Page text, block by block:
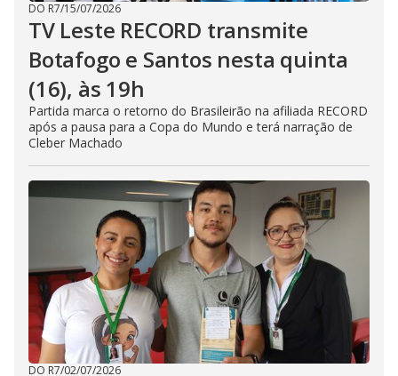
DO R7/15/07/2026
TV Leste RECORD transmite
Botafogo e Santos nesta quinta
(16), às 19h
Partida marca o retorno do Brasileirão na afiliada RECORD
após a pausa para a Copa do Mundo e terá narração de
Cleber Machado
DO R7/02/07/2026